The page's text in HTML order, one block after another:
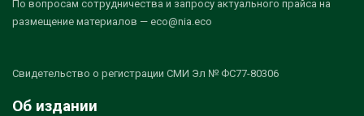
По вопросам сотрудничества и запросу актуального прайса на
размещение материалов — eco@nia.eco
Свидетельство о регистрации СМИ Эл № ФС77-80306
Об издании